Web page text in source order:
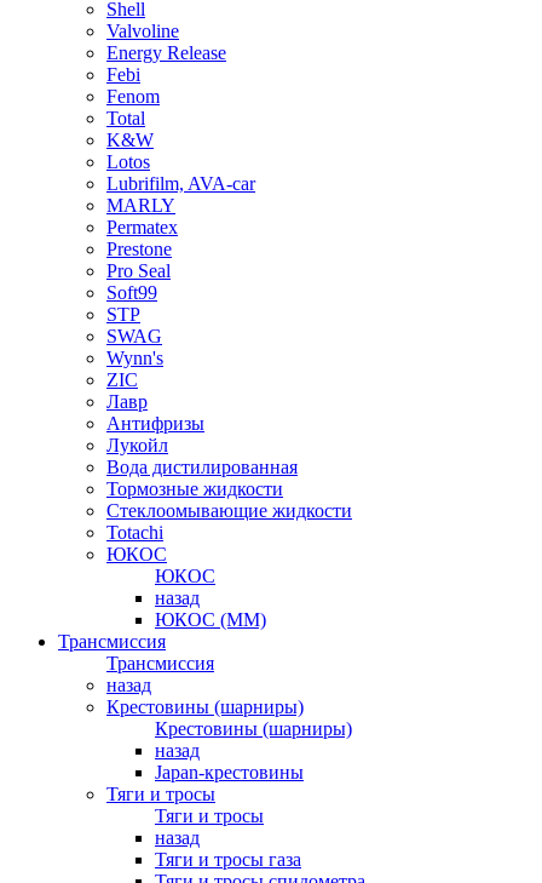
Shell
Valvoline
Energy Release
Febi
Fenom
Total
K&W
Lotos
Lubrifilm, AVA-car
MARLY
Permatex
Prestone
Pro Seal
Soft99
STP
SWAG
Wynn's
ZIC
Лавр
Антифризы
Лукойл
Вода дистилированная
Тормозные жидкости
Стеклоомывающие жидкости
Totachi
ЮКОС
ЮКОС
назад
ЮКОС (ММ)
Трансмиссия
Трансмиссия
назад
Крестовины (шарниры)
Крестовины (шарниры)
назад
Japan-крестовины
Тяги и тросы
Тяги и тросы
назад
Тяги и тросы газа